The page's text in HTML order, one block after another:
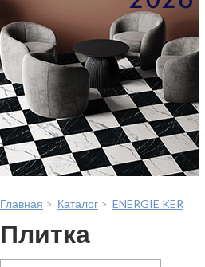
Главная > Каталог > ENERGIE KER
Плитка